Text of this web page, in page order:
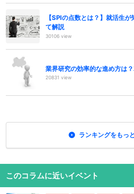
【SPIの点数とは？】就活生
て解説
30106 view
業界研究の効率的な進め方は
20831 view
ランキングをもっ
このコラムに近いイベント